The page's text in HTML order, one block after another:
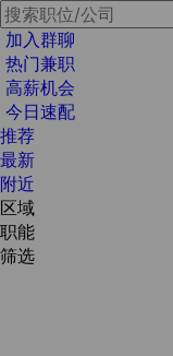
加入群聊
热门兼职
高薪机会
今日速配
推荐
最新
附近
区域
职能
筛选